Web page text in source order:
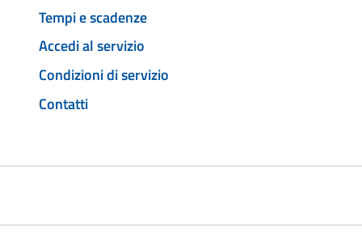
Tempi e scadenze
Accedi al servizio
Condizioni di servizio
Contatti